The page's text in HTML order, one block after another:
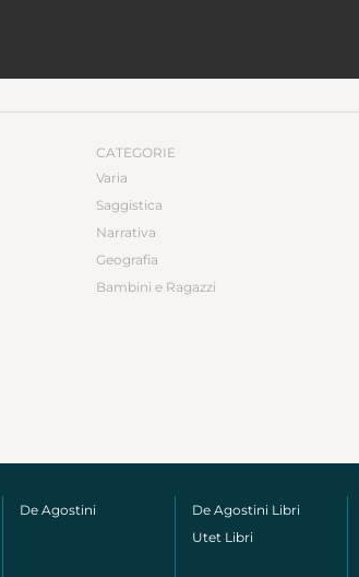
CATEGORIE
Varia
Saggistica
Narrativa
Geografia
Bambini e Ragazzi
De Agostini
De Agostini Libri
Utet Libri